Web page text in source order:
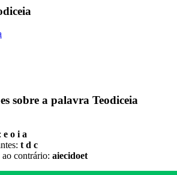
sobre a palavra Teodiceia
e o i a
t d c
contrário: aiecidoet